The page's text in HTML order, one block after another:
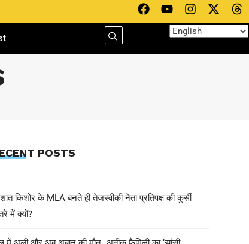
POSTS
किशोर के MLA बनते ही तेजस्वीकी नेता प्रतिपक्ष की कुर्सी
में क्यों?